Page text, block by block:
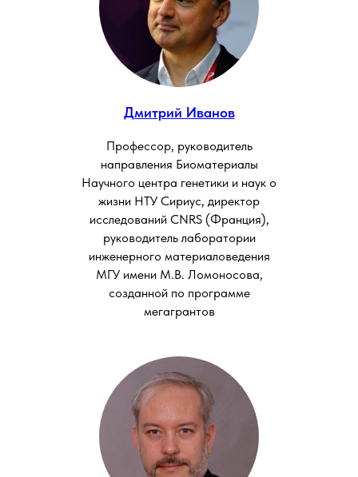
Дмитрий Иванов
Профессор, руководитель
направления Биоматериалы
Научного центра генетики и наук о
жизни НТУ Сириус, директор
исследований CNRS (Франция),
руководитель лаборатории
инженерного материаловедения
МГУ имени М.В. Ломоносова,
созданной по программе
мегагрантов